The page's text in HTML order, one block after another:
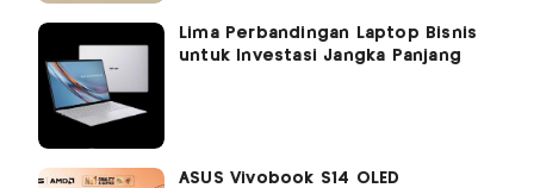
Lima Perbandingan Laptop Bisnis
untuk Investasi Jangka Panjang
ASUS Vivobook S14 OLED